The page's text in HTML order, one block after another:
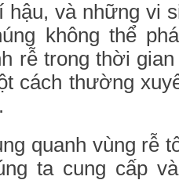
hậu, và những vi
không thể
rễ trong thời
cách thường
quanh vùng rễ
ta cung cấp